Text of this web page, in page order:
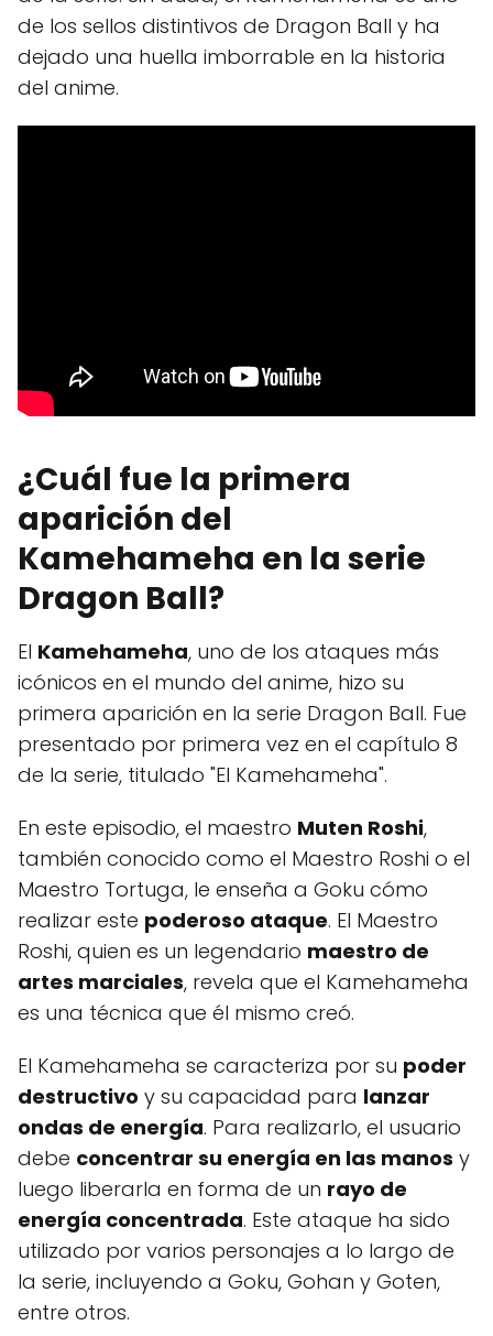
de los sellos distintivos de Dragon Ball y ha
dejado una huella imborrable en la historia
del anime.
¿Cuál fue la primera
aparición del
Kamehameha en la serie
Dragon Ball?
El Kamehameha, uno de los ataques más
icónicos en el mundo del anime, hizo su
primera aparición en la serie Dragon Ball. Fue
presentado por primera vez en el capítulo 8
de la serie, titulado "El Kamehameha".
En este episodio, el maestro Muten Roshi,
también conocido como el Maestro Roshi o el
Maestro Tortuga, le enseña a Goku cómo
realizar este poderoso ataque. El Maestro
Roshi, quien es un legendario maestro de
artes marciales, revela que el Kamehameha
es una técnica que él mismo creó.
El Kamehameha se caracteriza por su poder
destructivo y su capacidad para lanzar
ondas de energía. Para realizarlo, el usuario
debe concentrar su energía en las manos y
luego liberarla en forma de un rayo de
energía concentrada. Este ataque ha sido
utilizado por varios personajes a lo largo de
la serie, incluyendo a Goku, Gohan y Goten,
entre otros.